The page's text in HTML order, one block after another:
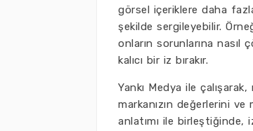
görsel içeriklere daha
şekilde sergileyebilir.
onların sorunlarına
kalıcı bir iz bırakır.
Yankı Medya ile
markanızın değerlerini
anlatımı ile birleştiğinde,